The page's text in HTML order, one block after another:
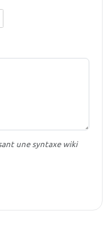
une syntaxe wiki